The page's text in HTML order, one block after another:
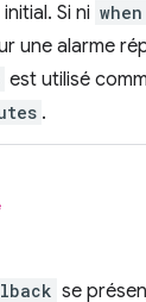
Si ni when
une alarme
est utilisé
.
se